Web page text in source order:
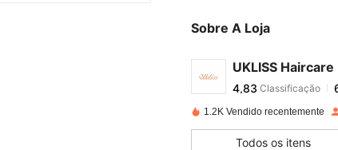
Sobre A Loja
UKLISS Haircare
4,83
4,83Classificação
o***3seguido
1.2K Vendido recentemente
Todos os itens